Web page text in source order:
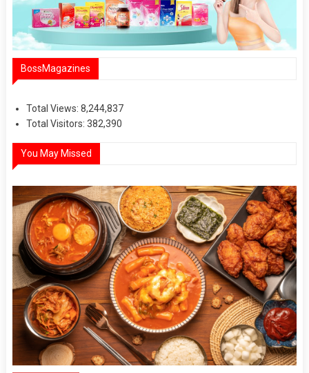
BossMagazines
Total Views: 8,244,837
Total Visitors: 382,390
You May Missed